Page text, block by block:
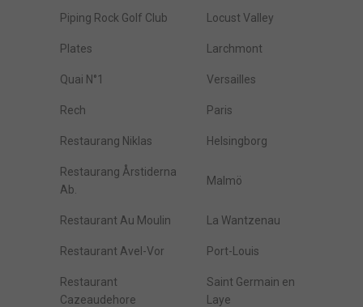
Piping Rock Golf Club Locust Valley
Plates Larchmont
Quai N°1 Versailles
Rech Paris
Restaurang Niklas Helsingborg
Restaurang Årstiderna
Ab.
Malmö
Restaurant Au Moulin La Wantzenau
Restaurant Avel-Vor Port-Louis
Restaurant
Cazeaudehore
Saint Germain en
Laye